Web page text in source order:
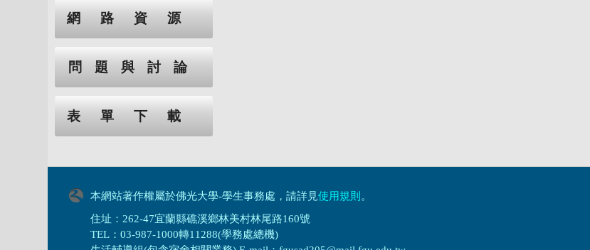
網路資源
問題與討論
表單下載
本網站著作權屬於佛光大學-學生事務處，請詳見使用規則 。
住址：262-47宜蘭縣礁溪鄉林美村林尾路160號
TEL：03-987-1000轉11288(學務處總機)